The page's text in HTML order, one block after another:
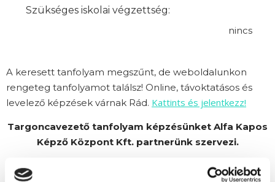
Szükséges iskolai végzettség:
nincs
A keresett tanfolyam megszűnt, de weboldalunkon
rengeteg tanfolyamot találsz! Online, távoktatásos és
levelező képzések várnak Rád. Kattints és jelentkezz!
Targoncavezető tanfolyam képzésünket Alfa Kapos
Képző Központ Kft. partnerünk szervezi.